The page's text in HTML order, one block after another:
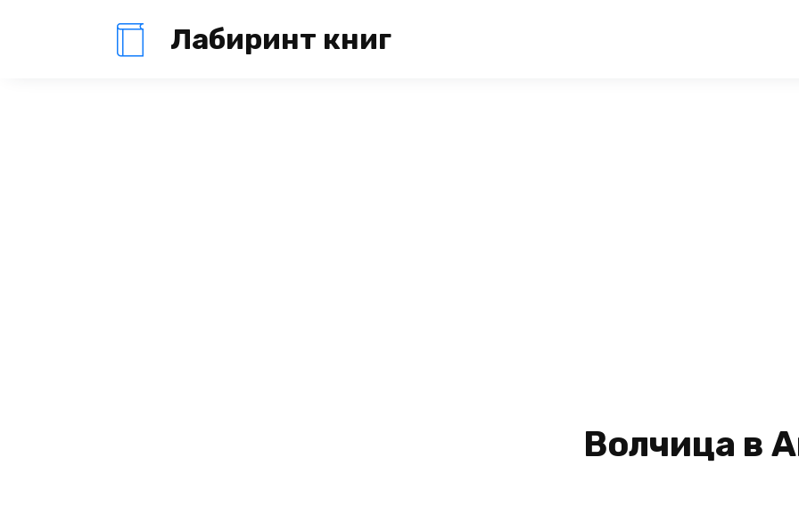
Лабиринт книг
Волчица в